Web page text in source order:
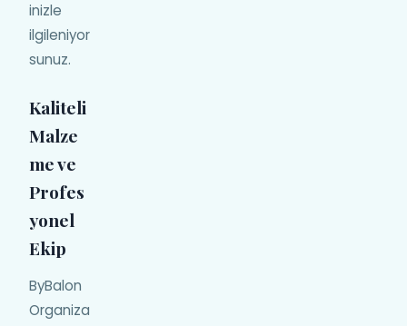
inizle
ilgileniyor
sunuz.
Kaliteli
Malze
me ve
Profes
yonel
Ekip
ByBalon
Organiza